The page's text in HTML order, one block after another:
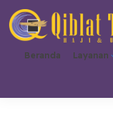
Beranda Layanan